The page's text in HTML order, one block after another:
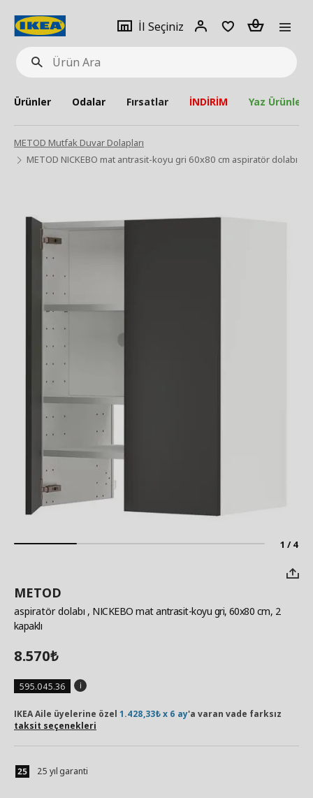
Ürün
Ara
İl Seçiniz
Giriş
Adet
Ürünler Odalar Fırsatlar İNDİRİM Yaz Ürünleri
METOD Mutfak Duvar Dolapları
METOD NICKEBO mat antrasit-koyu gri 60x80 cm aspiratör dolabı
1 / 4
METOD
aspiratör dolabı , NICKEBO mat antrasit-koyu gri, 60x80 cm, 2
kapaklı
8.570₺
595.045.36
IKEA Aile üyelerine özel 1.428,33₺ x 6 ay'a varan vade farksız
taksit seçenekleri
25 yıl garanti